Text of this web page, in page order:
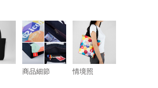
商品細節 情境照